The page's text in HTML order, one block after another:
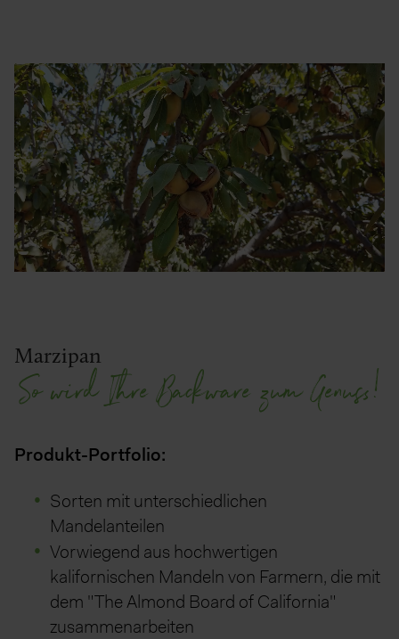
Marzipan
So wird Ihre Backware zum Genuss!
Produkt-Portfolio:
Sorten mit unterschiedlichen
Mandelanteilen
Vorwiegend aus hochwertigen
kalifornischen Mandeln von Farmern, die mit
dem "The Almond Board of California"
zusammenarbeiten